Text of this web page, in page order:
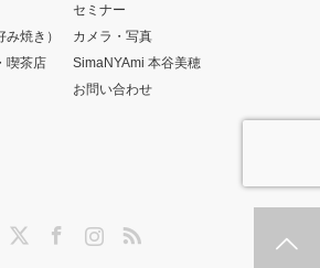
焼き）
喫茶店
セミナー
カメラ・写真
SimaNYAmi 本谷美穂
お問い合わせ
RSS
お問合せ